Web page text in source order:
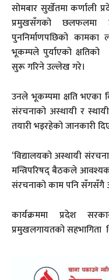
सोमबार सुर्खेतमा कर्णाली
प्रमुखसँगको छलफलमा
पुननिर्माणपछिको
भूकम्पले पुर्याएको क्षतिको
सुरू गरिने उल्लेख गरे।
उनले भूकम्पमा क्षति भएका
संरचनाको अस्थायी र
तयारी भइरहेको जानकारी
‘विद्यालयको अस्थायी
मन्त्रिपरिषद् बैठकले
संरचनाको काम पनि सँगसँगै
कार्यक्रममा प्रदेश
प्रमुखलगायतको सहभागिता